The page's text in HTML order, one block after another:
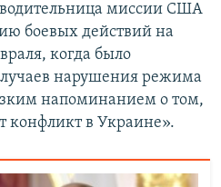
миссии США
боевых действий на
когда было
нарушения режима
напоминанием о том,
конфликт в Украине».